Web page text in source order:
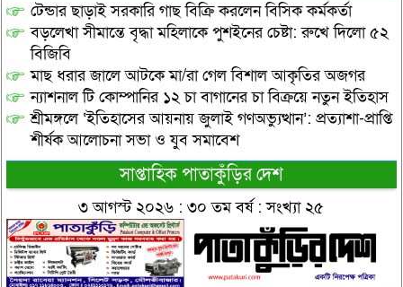
টেন্ডার ছাড়াই সরকারি গাছ বিক্রি করলেন বিসিক কর্মকর্তা
বড়লেখা সীমান্তে বৃদ্ধা মহিলাকে পুশইনের চেষ্টা: রুখে দিলো ৫২
বিজিবি
মাছ ধরার জালে আটকে মা/রা গেল বিশাল আকৃতির অজগর
ন্যাশনাল টি কোম্পানির ১২ চা বাগানের চা বিক্রয়ে নতুন ইতিহাস
শ্রীমঙ্গলে ‘ইতিহাসের আয়নায় জুলাই গণঅভ্যুত্থান’: প্রত্যাশা-প্রাপ্তি
শীর্ষক আলোচনা সভা ও যুব সমাবেশ
সাপ্তাহিক পাতাকুঁড়ির দেশ
৩ আগস্ট ২০২৬ : ৩০ তম বর্ষ : সংখ্যা ২৫